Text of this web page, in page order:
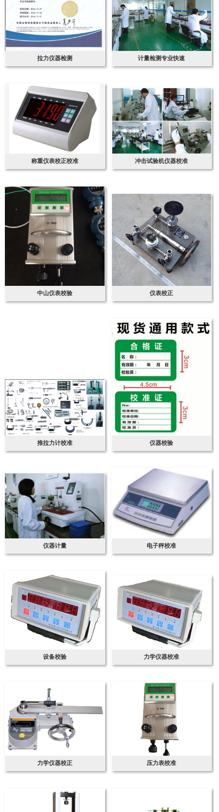
拉力仪器检测 计量检测专业快速
称重仪表校正校准 冲击试验机仪器校准
中山仪表校验 仪表校正
推拉力计校准 仪器校验
仪器计量 电子秤校准
设备校验 力学仪器校准
力学仪器校正 压力表校准